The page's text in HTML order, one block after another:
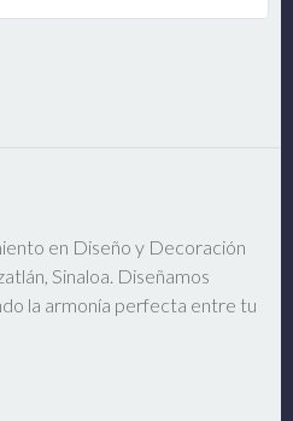
en Diseño y Decoración
Sinaloa. Diseñamos
la armonía perfecta entre tu